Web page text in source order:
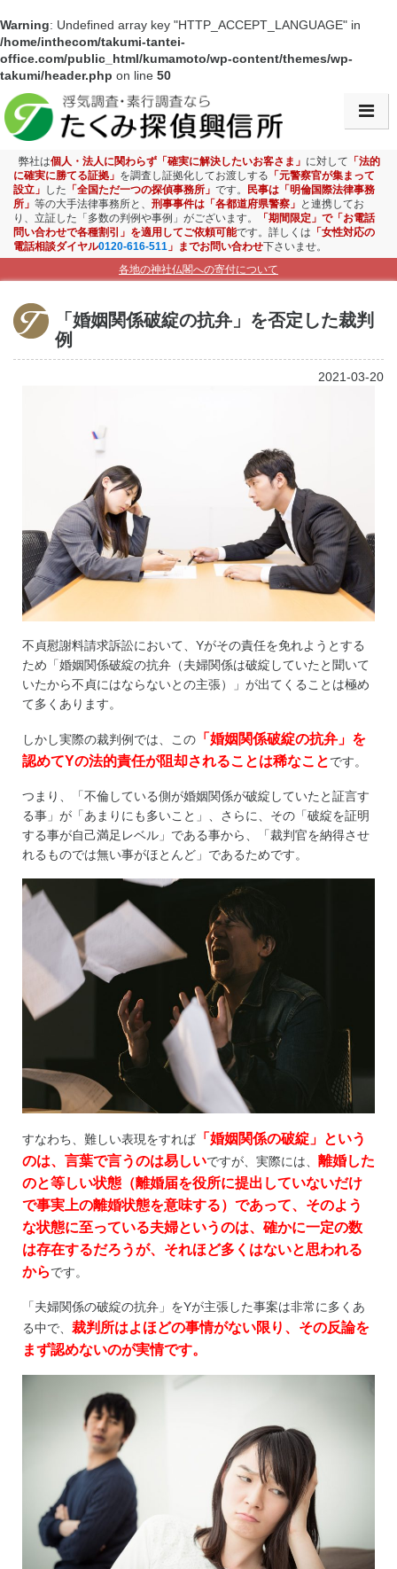
Warning: Undefined array key "HTTP_ACCEPT_LANGUAGE" in
/home/inthecom/takumi-tantei-
office.com/public_html/kumamoto/wp-content/themes/wp-
takumi/header.php on line 50
会社情報・アクセス
素行調査
盗聴盗撮調査
ストーカー対策
お子様見守り調査
お客様の声
弊社は個人・法人に関わらず「確実に解決したいお客さま」 に対して 「法的
に確実に勝てる証拠」 を調査し証拠化してお渡しする 「元警察官が集まって
設立」 した 「全国ただ一つの探偵事務所」 です。
民事は「明倫国際法律事務
所」 等の大手法律事務所と、 刑事事件は「各都道府県警察」 と連携してお
り、立証した「多数の判例や事例」がございます。
「期間限定」で「お電話
問い合わせで各種割引」を適用してご依頼可能です。詳しくは 「女性対応の
電話相談ダイヤル0120-616-511 」までお問い合わせ下さいませ。
各地の神社仏閣への寄付について
「婚姻関係破綻の抗弁」を否定した裁判
例
2021-03-20
不貞慰謝料請求訴訟において、Yがその責任を免れようとする
ため「婚姻関係破綻の抗弁（夫婦関係は破綻していたと聞いて
いたから不貞にはならないとの主張）」が出てくることは極め
て多くあります。
しかし実際の裁判例では、この 「婚姻関係破綻の抗弁」を
認めてYの法的責任が阻却されることは稀なことです。
つまり、「不倫している側が婚姻関係が破綻していたと証言す
る事」が「あまりにも多いこと」、さらに、その「破綻を証明
する事が自己満足レベル」である事から、「裁判官を納得させ
れるものでは無い事がほとんど」であるためです。
すなわち、難しい表現をすれば 「婚姻関係の破綻」という
のは、言葉で言うのは易しいですが、実際には、 離婚した
のと等しい状態（離婚届を役所に提出していないだけ
で事実上の離婚状態を意味する）であって、そのよう
な状態に至っている夫婦というのは、確かに一定の数
は存在するだろうが、それほど多くはないと思われる
からです。
「夫婦関係の破綻の抗弁」をYが主張した事案は非常に多くあ
る中で、 裁判所はよほどの事情がない限り、その反論を
まず認めないのが実情です。